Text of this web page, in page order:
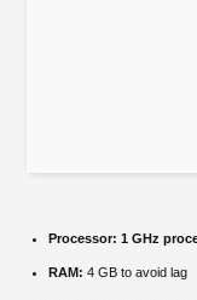
Processor: 1 GHz
RAM: 4 GB to avoid lag